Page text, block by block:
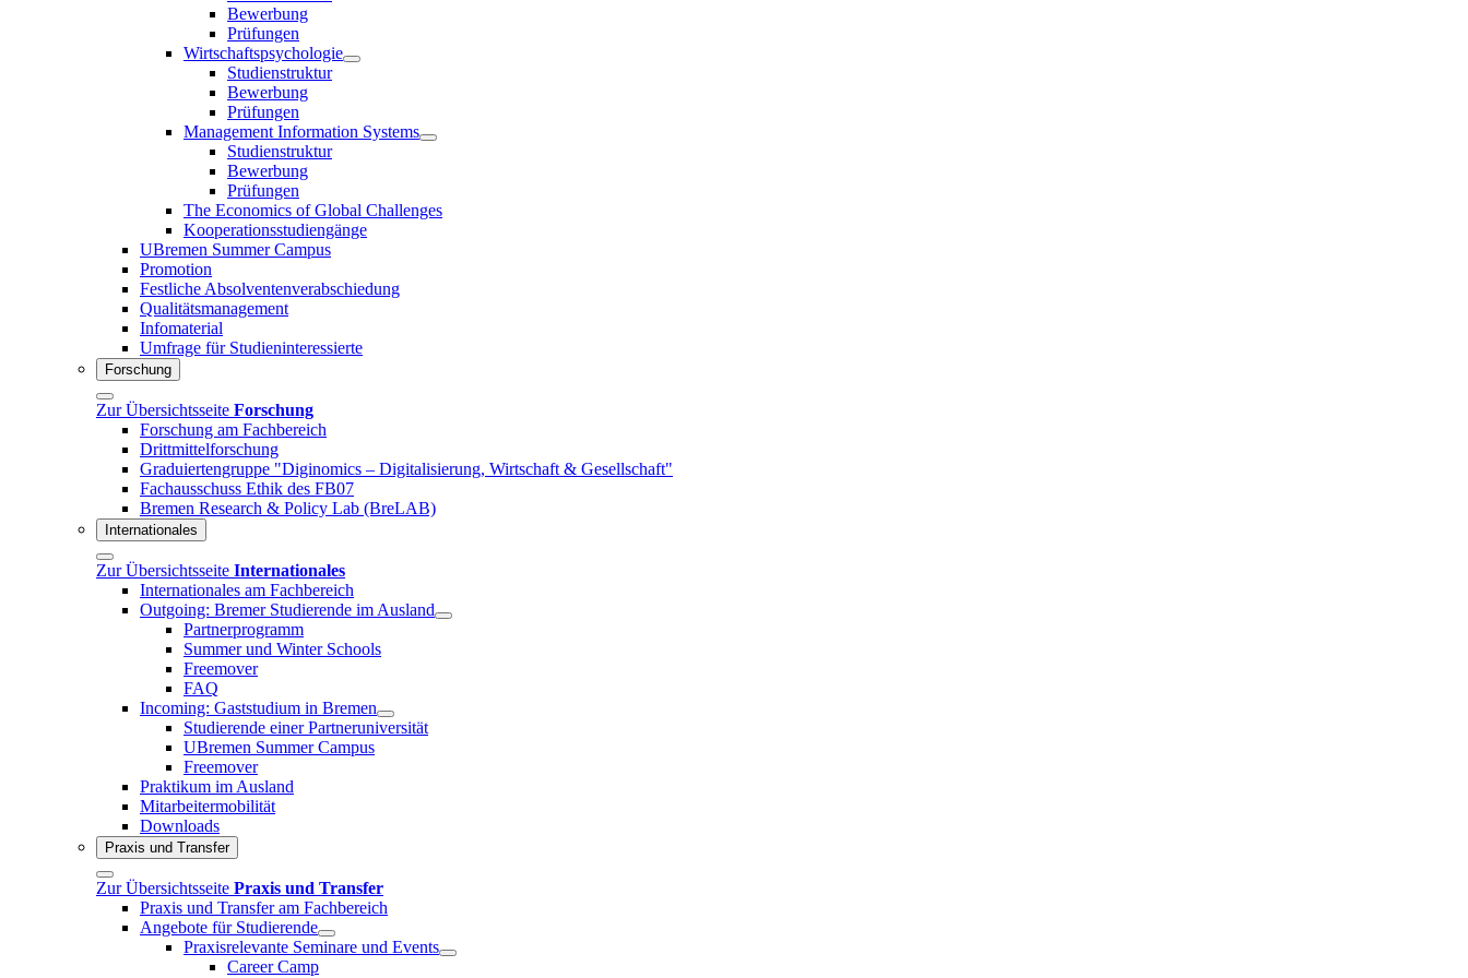
Bewerbung
Prüfungen
Wirtschaftspsychologie
Studienstruktur
Bewerbung
Prüfungen
Management Information Systems
Studienstruktur
Bewerbung
Prüfungen
The Economics of Global Challenges
Kooperationsstudiengänge
UBremen Summer Campus
Promotion
Festliche Absolventenverabschiedung
Qualitätsmanagement
Infomaterial
Umfrage für Studieninteressierte
Forschung
Zur Übersichtsseite Forschung
Forschung am Fachbereich
Drittmittelforschung
Graduiertengruppe "Diginomics – Digitalisierung, Wirtschaft & Gesellschaft"
Fachausschuss Ethik des FB07
Bremen Research & Policy Lab (BreLAB)
Internationales
Zur Übersichtsseite Internationales
Internationales am Fachbereich
Outgoing: Bremer Studierende im Ausland
Partnerprogramm
Summer und Winter Schools
Freemover
FAQ
Incoming: Gaststudium in Bremen
Studierende einer Partneruniversität
UBremen Summer Campus
Freemover
Praktikum im Ausland
Mitarbeitermobilität
Downloads
Praxis und Transfer
Zur Übersichtsseite Praxis und Transfer
Praxis und Transfer am Fachbereich
Angebote für Studierende
Praxisrelevante Seminare und Events
Career Camp